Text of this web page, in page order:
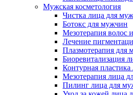
Мужская косметология
Чистка лица для
Ботокс для мужчин
Мезотерапия волос
Лечение
Плазмотерапия для
Биоревитализация
Контурная
Мезотерапия лица
Пилинг лица для